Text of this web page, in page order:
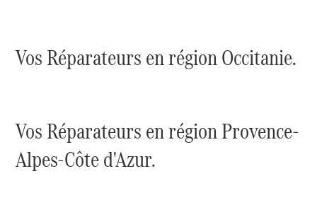
véhicule
neuf en
véhicule
Breaks/Shooting Brakes
Vos Réparateurs en région Occitanie.
Vos Réparateurs en région Provence-
Alpes-Côte d'Azur.